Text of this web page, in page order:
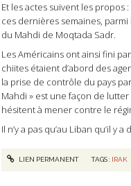
Et les actes suivent les propos
ces dernières semaines,
du Mahdi de Moqtada Sadr.
Les Américains ont ainsi fini
chiites étaient d’abord des
la prise de contrôle du pays
Mahdi » est une façon de
hésitent à mener contre le
Il n’y a pas qu’au Liban qu’il y
LIEN PERMANENT TAGS : IRAK